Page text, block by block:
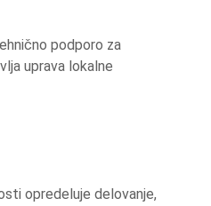
podporo za
uprava lokalne
opredeluje delovanje,